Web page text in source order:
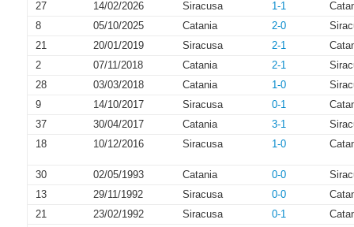
27
14/02/2026 Siracusa 1-1
8
05/10/2025 Catania 2-0
21
20/01/2019 Siracusa 2-1
2
07/11/2018 Catania 2-1
28
03/03/2018 Catania 1-0
9
14/10/2017 Siracusa 0-1
37
30/04/2017 Catania 3-1
18
10/12/2016 Siracusa 1-0
30 02/05/1993 Catania 0-0
13
29/11/1992 Siracusa 0-0
21
23/02/1992 Siracusa 0-1